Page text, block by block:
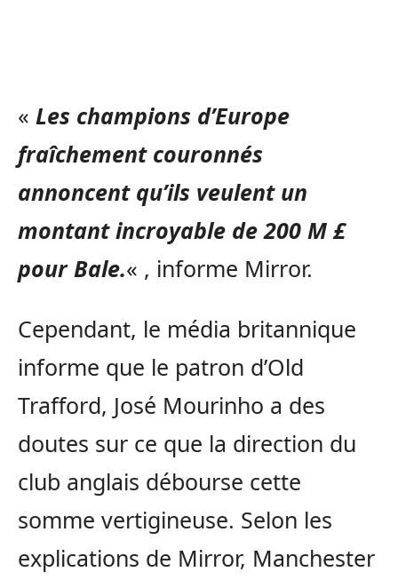
« Les champions d’Europe
fraîchement couronnés
annoncent qu’ils veulent un
montant incroyable de 200 M £
pour Bale.« , informe Mirror.
Cependant, le média britannique
informe que le patron d’Old
Trafford, José Mourinho a des
doutes sur ce que la direction du
club anglais débourse cette
somme vertigineuse. Selon les
explications de Mirror, Manchester